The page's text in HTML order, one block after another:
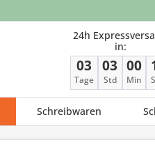
24h
in:
03
Tage
03
Std
00
Min
Schreibwaren